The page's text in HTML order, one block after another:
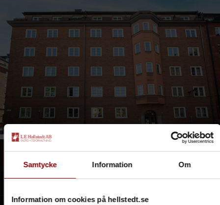
Samtycke Information Om
Information om cookies på hellstedt.se